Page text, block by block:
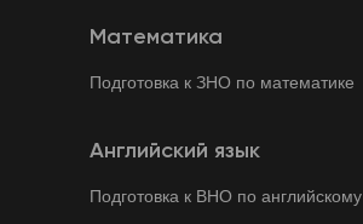
Математика
Подготовка к ЗНО по математике
Английский язык
Подготовка к ВНО по английскому